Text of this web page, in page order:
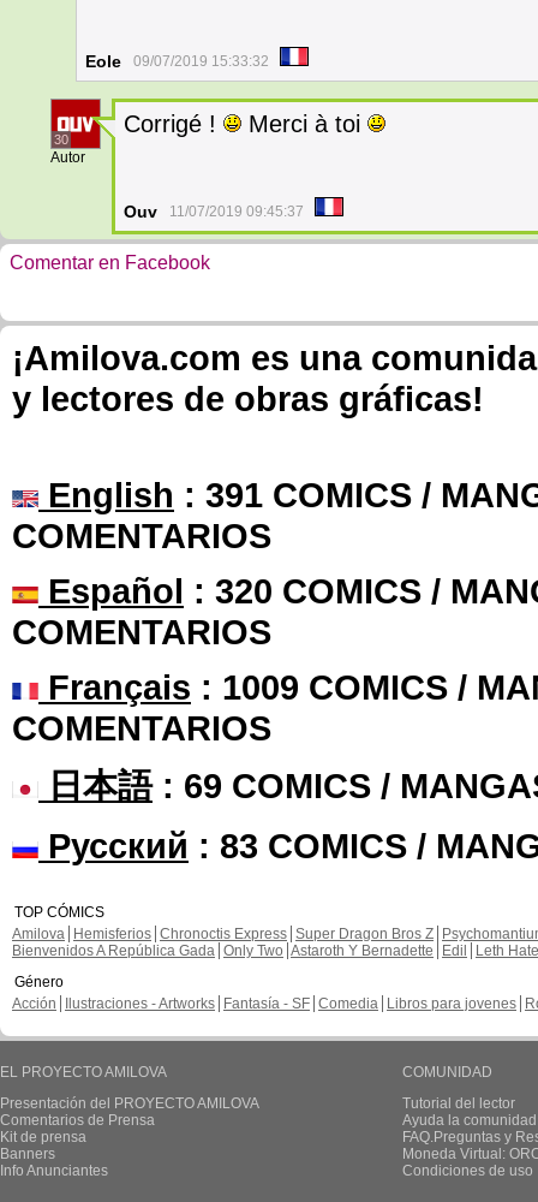
Eole 09/07/2019 15:33:32
30
Autor
Corrigé ! Merci à toi
Ouv 11/07/2019 09:45:37
Comentar en Facebook
¡Amilova.com es una
y lectores de obras gráficas!
English : 391 COMICS /
COMENTARIOS
Español : 320 COMICS /
COMENTARIOS
Français : 1009 COMICS /
COMENTARIOS
日本語: 69 COMICS /
Русский : 83 COMICS /
TOP CÓMICS
Amilova
Hemisferios Chronoctis Express Super Dragon Bros Z
Bienvenidos A República Gada Only Two Astaroth Y Bernadette Edil
Leth Hate
Género
Acción
Ilustraciones - Artworks Fantasía - SF Comedia Libros para jovenes
EL PROYECTO AMILOVA
Presentación del PROYECTO AMILOVA
Comentarios de Prensa
Kit de prensa
Banners
Info Anunciantes
COMUNIDAD
Tutorial del lector
Ayuda la
FAQ.Preguntas y
Moneda Virtual:
Condiciones de uso